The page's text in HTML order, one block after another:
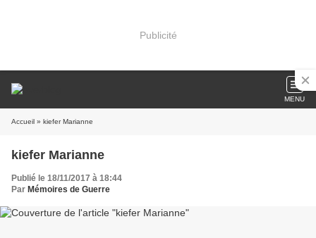
Publicité
MENU
Accueil » kiefer Marianne
kiefer Marianne
Publié le 18/11/2017 à 18:44
Par Mémoires de Guerre